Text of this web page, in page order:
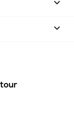
keyboard_arrow_down